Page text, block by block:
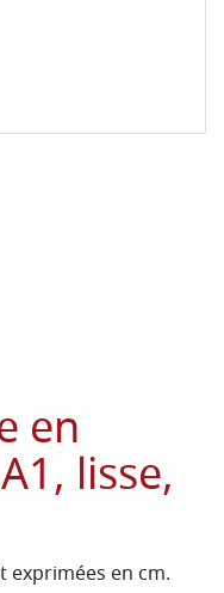
en
lisse,
exprimées en cm.